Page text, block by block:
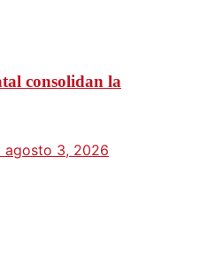
consolidan la
agosto 3, 2026